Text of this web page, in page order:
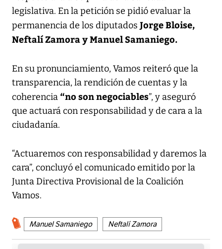
legislativa. En la petición se pidió evaluar la
permanencia de los diputados Jorge Bloise,
Neftalí Zamora y Manuel Samaniego.
En su pronunciamiento, Vamos reiteró que la
transparencia, la rendición de cuentas y la
coherencia “no son negociables”, y aseguró
que actuará con responsabilidad y de cara a la
ciudadanía.
“Actuaremos con responsabilidad y daremos la
cara”, concluyó el comunicado emitido por la
Junta Directiva Provisional de la Coalición
Vamos.
Manuel Samaniego Neftalí Zamora